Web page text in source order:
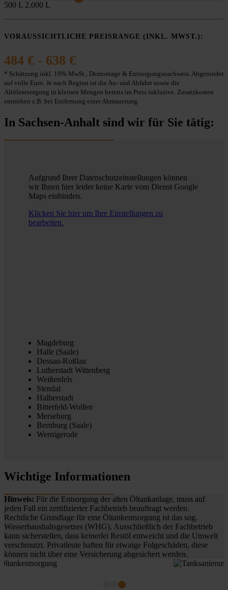
500 L 2.000 L
VORAUSSICHTLICHE PREISRANGE (INKL. MWST.):
484 € - 638 €
* Schätzung inkl. 19% MwSt., Demontage & Entsorgungsnachweis. Abgerundet
auf volle Euro. Je nach Region ist die An- und Abfahrt sowie die
Altölentsorgung in kleinen Mengen bereits im Preis inklusive. Zusatzkosten
entstehen z.B. bei Entfernung einer Abmauerung.
In Sachsen-Anhalt sind wir für Sie tätig:
Aufgrund Ihrer Datenschutzeinstellungen können
wir Ihnen hier leider keine Karte vom Dienst Google
Maps einbinden.
Klicken Sie hier um Ihre Einstellungen zu
bearbeiten.
Magdeburg
Halle (Saale)
Dessau-Roßlau
Lutherstadt Wittenberg
Weißenfels
Stendal
Halberstadt
Bitterfeld-Wolfen
Merseburg
Bernburg (Saale)
Wernigerode
Wichtige Informationen
Hinweis: Für die Entsorgung der alten Öltankanlage, muss auf
jeden Fall ein zertifizierter Fachbetrieb beauftragt werden.
Rechtliche Grundlage für eine Öltankentsorgung ist das sog.
Wasserhaushaltsgesetzes (WHG). Ausschließlich der Fachbetrieb
kann sicherstellen, dass keinerlei Restöl entweicht und die Umwelt
verschmutzt. Privatleute haften für etwaige Folgeschäden, diese
können nicht über eine Versicherung abgesichert werden.